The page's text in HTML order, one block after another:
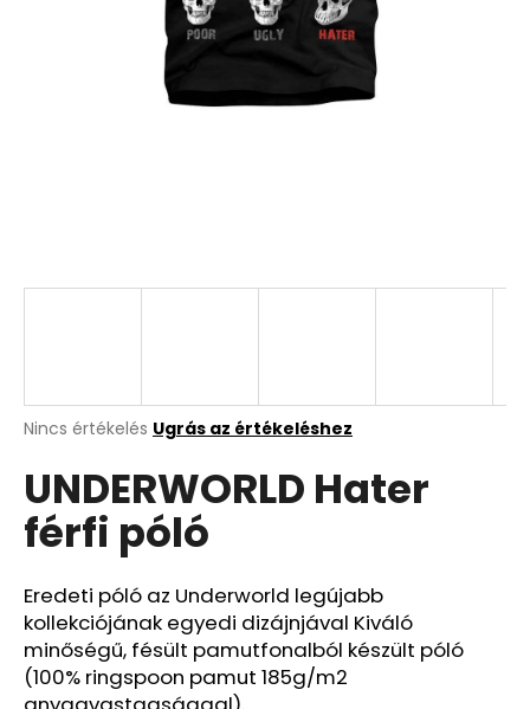
A
átlagos
értékelése
5-
ből
csillag.
Nincs értékelés Ugrás az értékeléshez
UNDERWORLD Hater
férfi póló
Eredeti póló az Underworld legújabb
kollekciójának egyedi dizájnjával Kiváló
minőségű, fésült pamutfonalból készült póló
(100% ringspoon pamut 185g/m2